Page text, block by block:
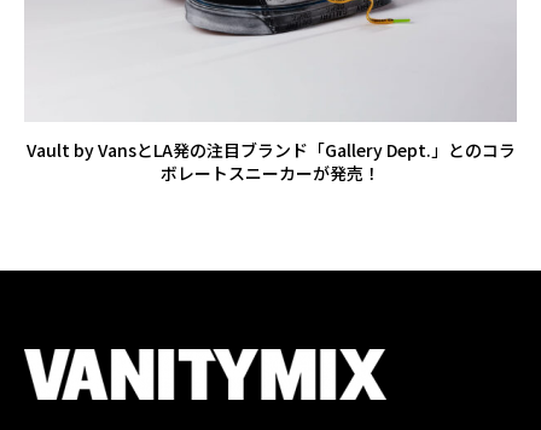
Vault by VansとLA発の注目ブランド「Gallery Dept.」とのコラ
ボレートスニーカーが発売！